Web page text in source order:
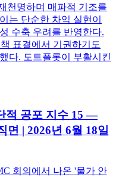
천명하며 매파적 기조를
는 단순한 차익 실현이
수축 우려를 반영한다.
표결에서 기권하기도
다. 도트플롯이 부활시킨
적 공포 지수 15 —
면 | 2026년 6월 18일
회의에서 나온 '물가 안